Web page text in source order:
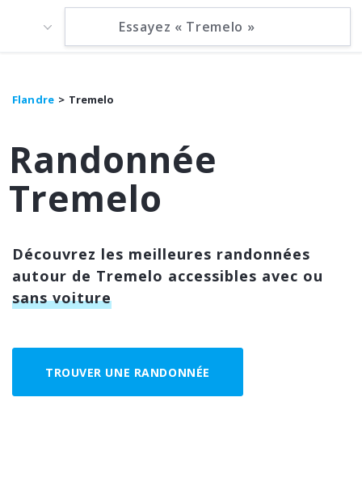
Flandre Tremelo
Randonnée
Tremelo
Découvrez les meilleures randonnées
autour de Tremelo accessibles avec ou
sans voiture
TROUVER UNE RANDONNÉE